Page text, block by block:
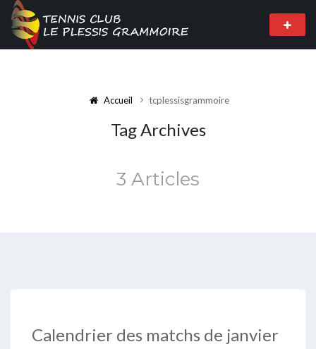
Accueil tcplessisgrammoire
Tag Archives
3 Articles
Calendrier des matchs de janvier